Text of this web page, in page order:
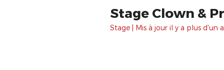
Stage Clown &
Stage | Mis à jour il y a plus d'un